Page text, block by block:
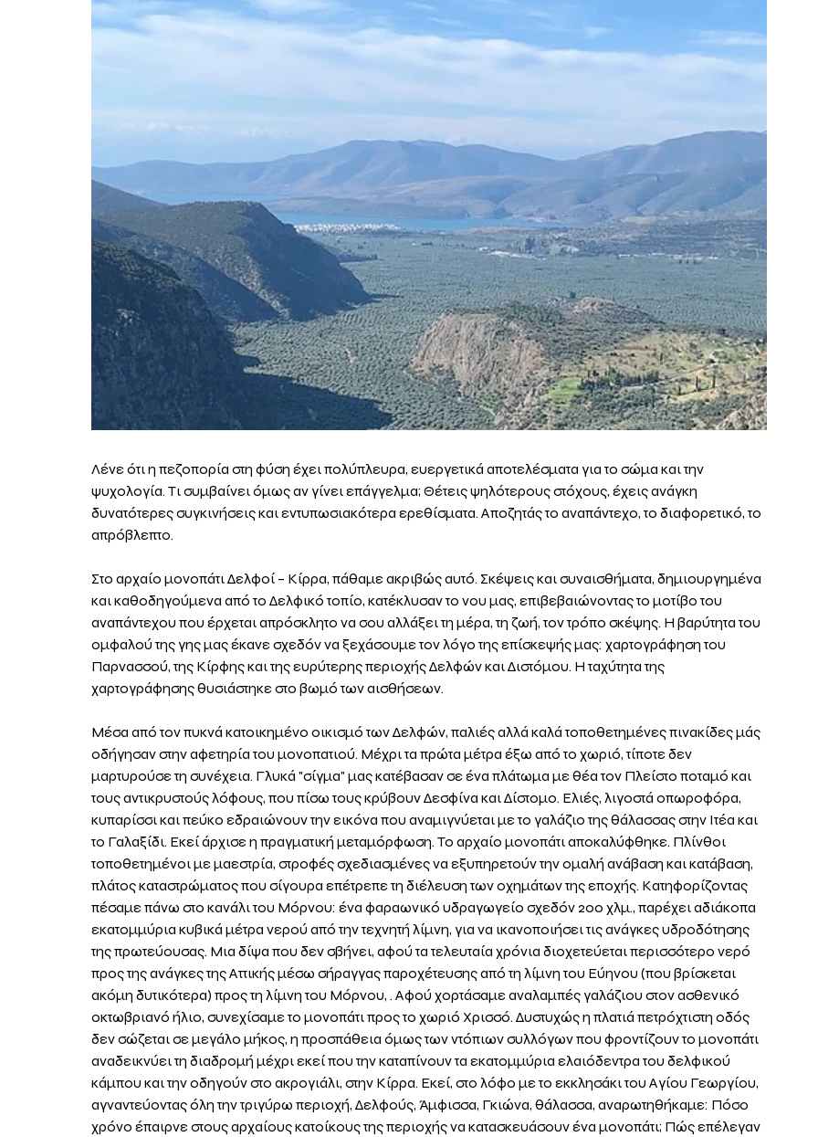
Λένε ότι η πεζοπορία στη φύση έχει πολύπλευρα, ευεργετικά αποτελέσματα για το σώμα και την
ψυχολογία. Τι συμβαίνει όμως αν γίνει επάγγελμα; Θέτεις ψηλότερους στόχους, έχεις ανάγκη
δυνατότερες συγκινήσεις και εντυπωσιακότερα ερεθίσματα. Αποζητάς το αναπάντεχο, το διαφορετικό, το
απρόβλεπτο.
Στο αρχαίο μονοπάτι Δελφοί – Κίρρα, πάθαμε ακριβώς αυτό. Σκέψεις και συναισθήματα, δημιουργημένα
και καθοδηγούμενα από το Δελφικό τοπίο, κατέκλυσαν το νου μας, επιβεβαιώνοντας το μοτίβο του
αναπάντεχου που έρχεται απρόσκλητο να σου αλλάξει τη μέρα, τη ζωή, τον τρόπο σκέψης. Η βαρύτητα του
ομφαλού της γης μας έκανε σχεδόν να ξεχάσουμε τον λόγο της επίσκεψής μας: χαρτογράφηση του
Παρνασσού, της Κίρφης και της ευρύτερης περιοχής Δελφών και Διστόμου. Η ταχύτητα της
χαρτογράφησης θυσιάστηκε στο βωμό των αισθήσεων.
Μέσα από τον πυκνά κατοικημένο οικισμό των Δελφών, παλιές αλλά καλά τοποθετημένες πινακίδες μάς
οδήγησαν στην αφετηρία του μονοπατιού. Μέχρι τα πρώτα μέτρα έξω από το χωριό, τίποτε δεν
μαρτυρούσε τη συνέχεια. Γλυκά "σίγμα" μας κατέβασαν σε ένα πλάτωμα με θέα τον Πλείστο ποταμό και
τους αντικρυστούς λόφους, που πίσω τους κρύβουν Δεσφίνα και Δίστομο. Ελιές, λιγοστά οπωροφόρα,
κυπαρίσσι και πεύκο εδραιώνουν την εικόνα που αναμιγνύεται με το γαλάζιο της θάλασσας στην Ιτέα και
το Γαλαξίδι. Εκεί άρχισε η πραγματική μεταμόρφωση. Το αρχαίο μονοπάτι αποκαλύφθηκε. Πλίνθοι
τοποθετημένοι με μαεστρία, στροφές σχεδιασμένες να εξυπηρετούν την ομαλή ανάβαση και κατάβαση,
πλάτος καταστρώματος που σίγουρα επέτρεπε τη διέλευση των οχημάτων της εποχής. Κατηφορίζοντας
πέσαμε πάνω στο κανάλι του Μόρνου: ένα φαραωνικό υδραγωγείο σχεδόν 200 χλμ., παρέχει αδιάκοπα
εκατομμύρια κυβικά μέτρα νερού από την τεχνητή λίμνη, για να ικανοποιήσει τις ανάγκες υδροδότησης
της πρωτεύουσας. Μια δίψα που δεν σβήνει, αφού τα τελευταία χρόνια διοχετεύεται περισσότερο νερό
προς της ανάγκες της Αττικής μέσω σήραγγας παροχέτευσης από τη λίμνη του Εύηνου (που βρίσκεται
ακόμη δυτικότερα) προς τη λίμνη του Μόρνου, . Αφού χορτάσαμε αναλαμπές γαλάζιου στον ασθενικό
οκτωβριανό ήλιο, συνεχίσαμε το μονοπάτι προς το χωριό Χρισσό. Δυστυχώς η πλατιά πετρόχτιστη οδός
δεν σώζεται σε μεγάλο μήκος, η προσπάθεια όμως των ντόπιων συλλόγων που φροντίζουν το μονοπάτι
αναδεικνύει τη διαδρομή μέχρι εκεί που την καταπίνουν τα εκατομμύρια ελαιόδεντρα του δελφικού
κάμπου και την οδηγούν στο ακρογιάλι, στην Κίρρα. Εκεί, στο λόφο με το εκκλησάκι του Αγίου Γεωργίου,
αγναντεύοντας όλη την τριγύρω περιοχή, Δελφούς, Άμφισσα, Γκιώνα, θάλασσα, αναρωτηθήκαμε: Πόσο
χρόνο έπαιρνε στους αρχαίους κατοίκους της περιοχής να κατασκευάσουν ένα μονοπάτι; Πώς επέλεγαν